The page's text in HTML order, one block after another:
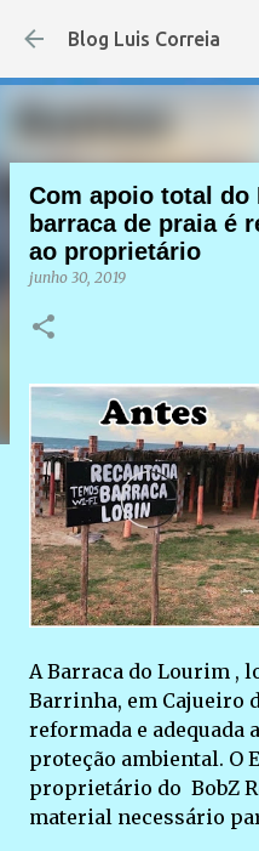
Pular para o
Blog Luis Correia
Com apoio total do
barraca de praia é
ao proprietário
junho 30, 2019
A Barraca do Lourim ,
Barrinha, em Cajueiro
reformada e adequada
proteção ambiental. O
proprietário do BobZ
material necessário